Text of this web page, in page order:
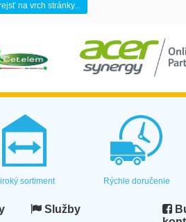
na vrch stránky...
sortiment Rýchle doručenie
Služby